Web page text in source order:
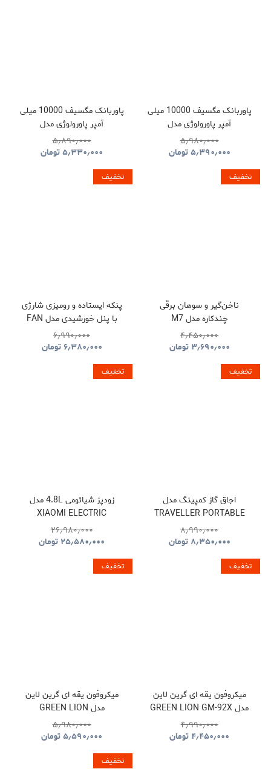
پاوربانک مگسیف 10000 میلی
آمپر پاورولوژی مدل
POWEROLOGY SPETEMOR
GLASS SURFACE
۵٫۹۸۰٫۰۰۰
۵٫۳۹۰٫۰۰۰تومان
پاوربانک مگسیف 10000 میلی
آمپر پاورولوژی مدل
POWEROLOGY MAGSAFE
ALUMINUM PPBCHA34TI
۵٫۸۹۰٫۰۰۰
۵٫۳۳۰٫۰۰۰تومان
تخفیف
ناخن‌گیر و سوهان برقی
چندکاره مدل M7
۴٫۴۵۰٫۰۰۰
۳٫۶۹۰٫۰۰۰ تومان
تخفیف
پنکه ایستاده و رومیزی شارژی
با پنل خورشیدی مدل FAN
S39
۶٫۹۹۰٫۰۰۰
۶٫۳۸۰٫۰۰۰تومان
تخفیف
اجاق گاز کمپینگ مدل
TRAVELLER PORTABLE
BBQ HYBQ015
۸٫۹۹۰٫۰۰۰
۸٫۳۵۰٫۰۰۰ تومان
تخفیف
زودپز شیائومی 4.8L مدل
XIAOMI ELECTRIC
PRESSURE COOKER
۲۶٫۹۸۰٫۰۰۰
۲۵٫۵۸۰٫۰۰۰ تومان
تخفیف
میکروفون یقه ای گرین لاین
مدل GREEN LION GM-92X
GNGM92XWMBK
۴٫۹۹۰٫۰۰۰
۴٫۴۵۰٫۰۰۰ تومان
تخفیف
میکروفون یقه ای گرین لاین
مدل GREEN LION
GNGM93XMICBK
۵٫۹۸۰٫۰۰۰
۵٫۵۹۰٫۰۰۰تومان
تخفیف